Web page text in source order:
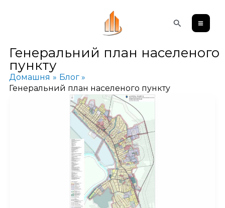
Пошук
Генеральний план населеного
пункту
Домашня
Блог
Генеральний план населеного пункту